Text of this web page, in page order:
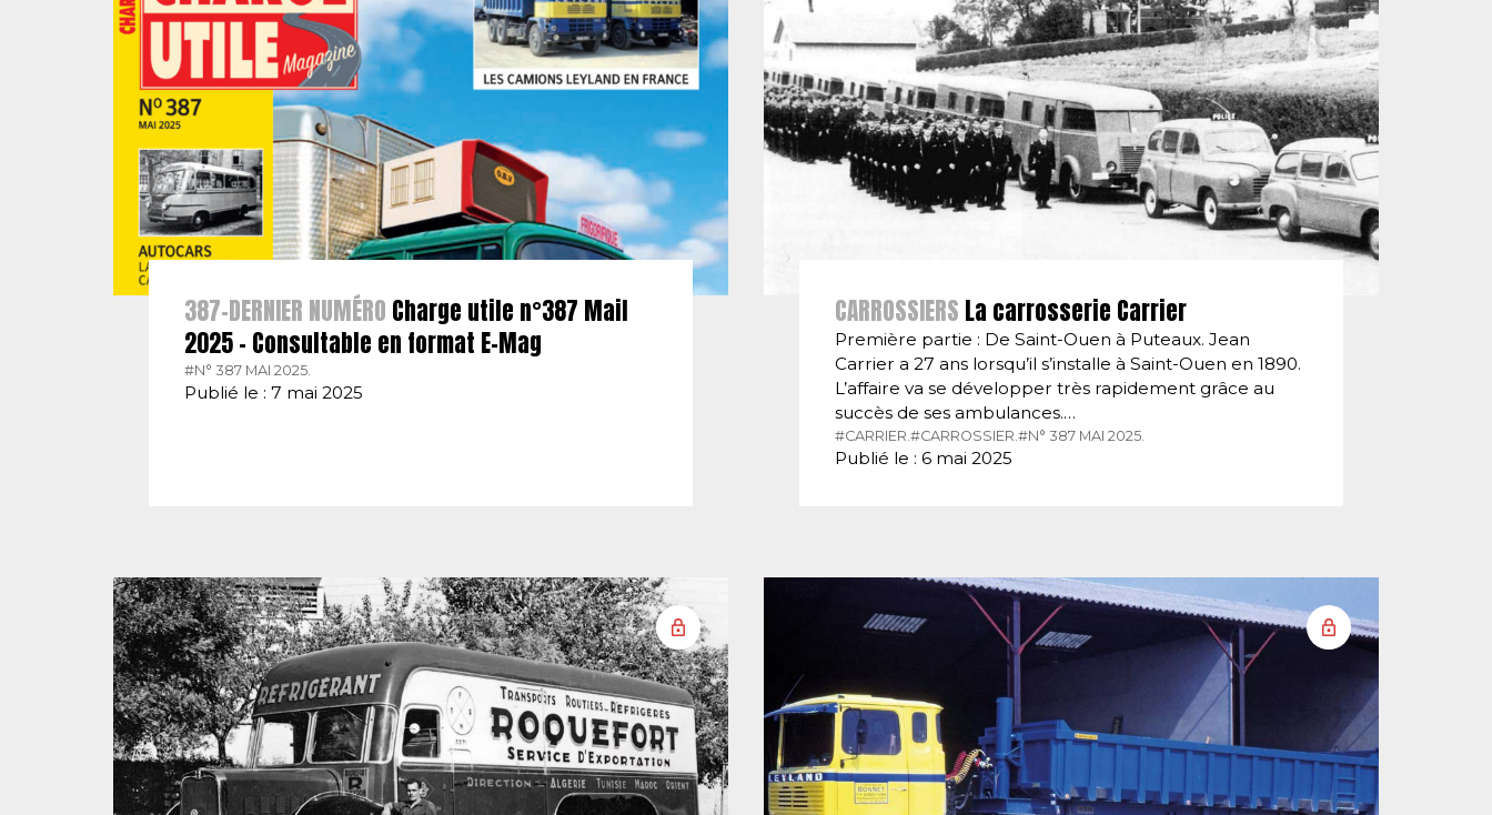
387-DERNIER NUMÉRO Charge utile n°387 Mail
2025 – Consultable en format E-Mag
#N° 387 MAI 2025.
Publié le : 7 mai 2025
CARROSSIERS La carrosserie Carrier
Première partie : De Saint-Ouen à Puteaux. Jean
Carrier a 27 ans lorsqu’il s’installe à Saint-Ouen en 1890.
L’affaire va se développer très rapidement grâce au
succès de ses ambulances.…
#CARRIER.#CARROSSIER.#N° 387 MAI 2025.
Publié le : 6 mai 2025